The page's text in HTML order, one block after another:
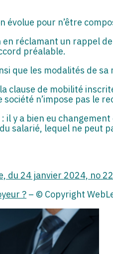
pour n’être
réclamant un rappel
préalable.
que les modalités de
la clause de mobilité
n’impose pas le
il y a bien eu
salarié, lequel ne
du 24 janvier 2024, no
? – © Copyright